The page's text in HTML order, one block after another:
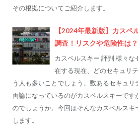
その根拠についてご紹介します。
【2024年最新版】カスペ
調査！リスクや危険性は？
カスペルスキー 評判 様々
在する現在、どのセキュリ
う人も多いことでしょう。数あるセキュ
両論になっているのがカスペルスキーです
のでしょうか。今回はそんなカスペルスキ
します。